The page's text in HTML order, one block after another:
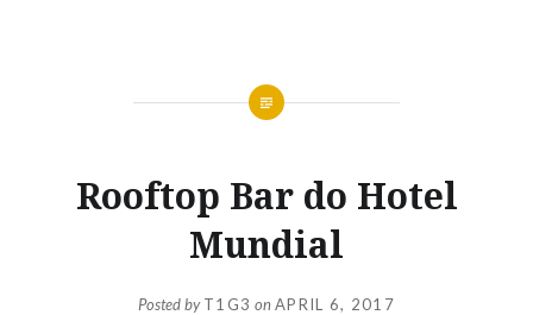
Rooftop Bar do Hotel
Mundial
Posted byT1G3 onAPRIL 6, 2017